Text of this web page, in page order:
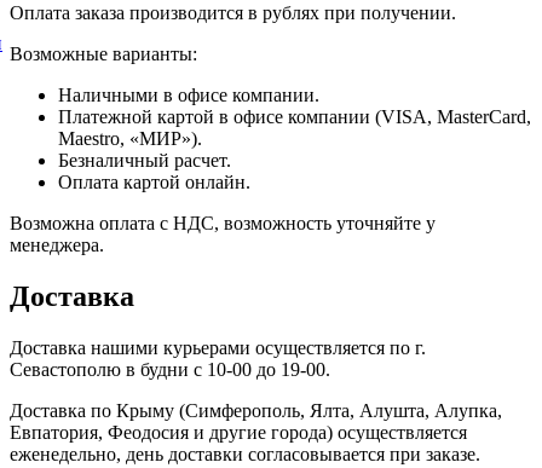
Оплата заказа производится в рублях при получении.
Возможные варианты:
Наличными в офисе компании.
Платежной картой в офисе компании (VISA, MasterCard,
Maestro, «МИР»).
Безналичный расчет.
Оплата картой онлайн.
Возможна оплата с НДС, возможность уточняйте у
менеджера.
Доставка
Доставка нашими курьерами осуществляется по г.
Севастополю в будни с 10-00 до 19-00.
Доставка по Крыму (Симферополь, Ялта, Алушта, Алупка,
Евпатория, Феодосия и другие города) осуществляется
еженедельно, день доставки согласовывается при заказе.